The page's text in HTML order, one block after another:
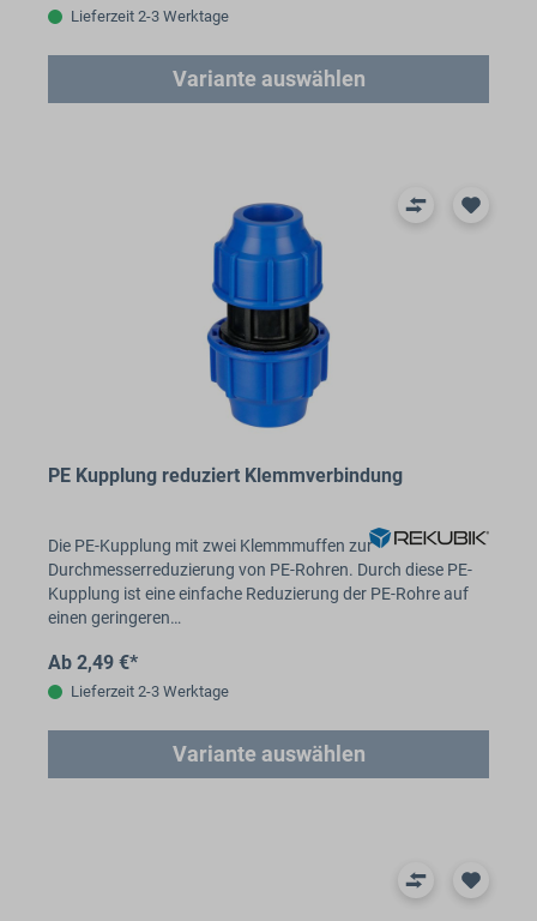
Lieferzeit 2-3 Werktage
Variante auswählen
PE Kupplung reduziert Klemmverbindung
Die PE-Kupplung mit zwei Klemmmuffen zur
Durchmesserreduzierung von PE-Rohren. Durch diese PE-
Kupplung ist eine einfache Reduzierung der PE-Rohre auf
einen geringeren…
Ab 2,49 €*
Lieferzeit 2-3 Werktage
Variante auswählen